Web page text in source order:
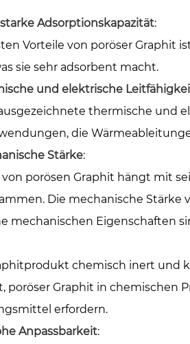
Adsorptionskapazität:
Vorteile von poröser Graphit
sie sehr adsorbent macht.
und elektrische
thermische und
die
Stärke:
porösen Graphit hängt mit
Die mechanische
mechanischen Eigenschaften
chemisch inert
Graphit in chemischen
erfordern.
Anpassbarkeit: